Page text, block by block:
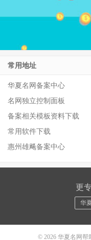
常用地址
华夏名网备案中心
名网独立控制面板
备案相关模板资料下载
常用软件下载
惠州雄飚备案中心
更
华
© 2026 华夏名网帮